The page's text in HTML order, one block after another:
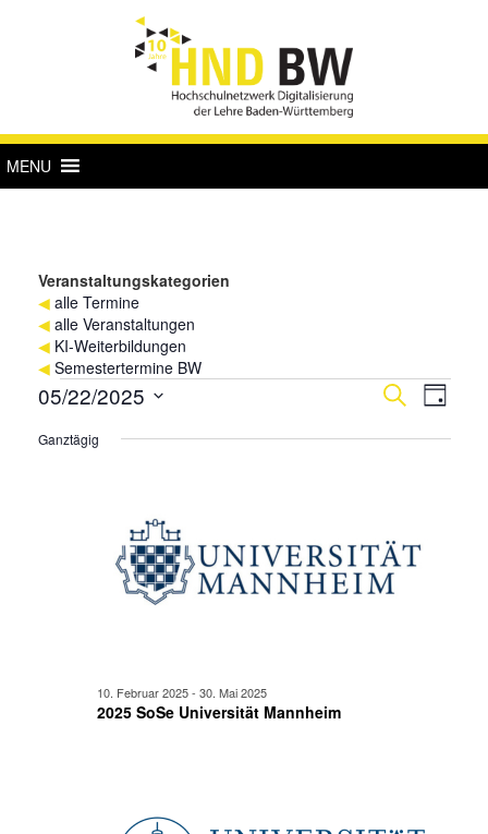
MENU
Veranstaltungskategorien
◀ alle Termine
◀ alle Veranstaltungen
◀ KI-Weiterbildungen
◀ Semestertermine BW
Veranstaltungen
für
22.
Suche
SucheTag
05/22/2025
wählen.
Ganztägig
2025 SoSe Universität Mannheim
10. Februar 2025- 30. Mai 2025